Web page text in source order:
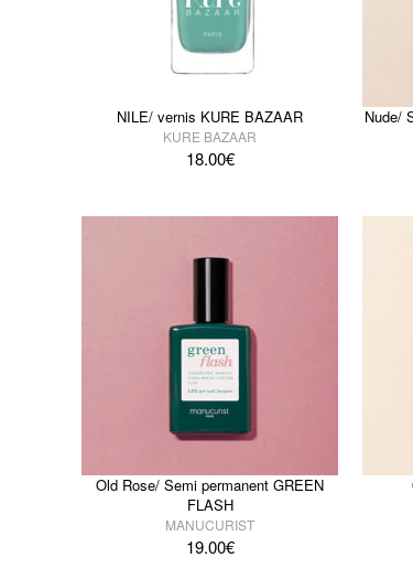
NILE/ vernis KURE BAZAAR
KURE BAZAAR
18.00€
Nude/
Old Rose/ Semi permanent GREEN
FLASH
MANUCURIST
19.00€